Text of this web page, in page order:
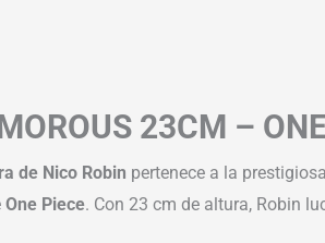
23CM –
de Nico Robin pertenece a la
One Piece. Con 23 cm de altura, Robin